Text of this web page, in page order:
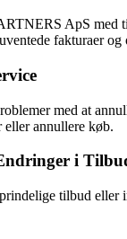
ApS med
fakturaer
med at
eller annullere køb.
i
tilbud